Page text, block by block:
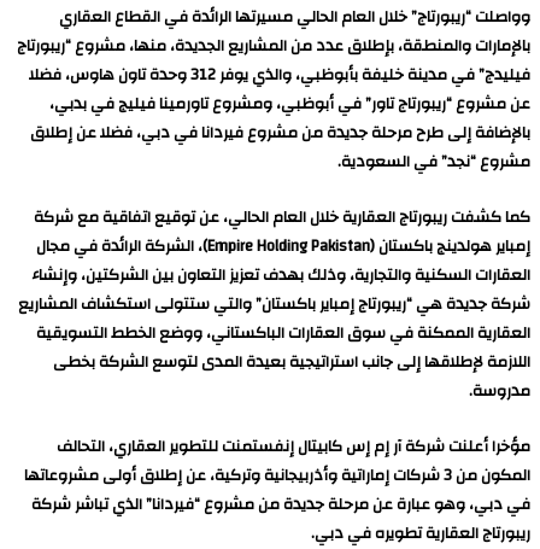
وواصلت “ريبورتاج” خلال العام الحالي مسيرتها الرائدة في القطاع العقاري
بالإمارات والمنطقة، بإطلاق عدد من المشاريع الجديدة، منها، مشروع “ريبورتاج
فيليدج” في مدينة خليفة بأبوظبي، والذي يوفر 312 وحدة تاون هاوس، فضلا
عن مشروع “ريبورتاج تاور” في أبوظبي، ومشروع تاورمينا فيليج في بدبي،
بالإضافة إلى طرح مرحلة جديدة من مشروع فيردانا في دبي، فضلا عن إطلاق
مشروع “نجد” في السعودية.
كما كشفت ريبورتاج العقارية خلال العام الحالي، عن توقيع اتفاقية مع شركة
إمباير هولدينج باكستان (Empire Holding Pakistan)، الشركة الرائدة في مجال
العقارات السكنية والتجارية، وذلك بهدف تعزيز التعاون بين الشركتين، وإنشاء
شركة جديدة هي “ريبورتاج إمباير باكستان” والتي ستتولى استكشاف المشاريع
العقارية الممكنة في سوق العقارات الباكستاني، ووضع الخطط التسويقية
اللازمة لإطلاقها إلى جانب استراتيجية بعيدة المدى لتوسع الشركة بخطى
مدروسة.
مؤخرا أعلنت شركة آر إم إس كابيتال إنفستمنت للتطوير العقاري، التحالف
المكون من 3 شركات إماراتية وأذربيجانية وتركية، عن إطلاق أولى مشروعاتها
في دبي، وهو عبارة عن مرحلة جديدة من مشروع “فيردانا” الذي تباشر شركة
ريبورتاج العقارية تطويره في دبي.